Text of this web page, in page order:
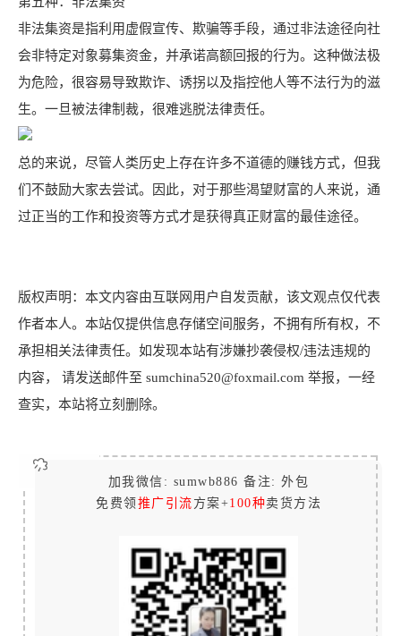
非法集资是指利用虚假宣传、欺骗等手段，通过非法途径向社
会非特定对象募集资金，并承诺高额回报的行为。这种做法极
为危险，很容易导致欺诈、诱拐以及指控他人等不法行为的滋
生。一旦被法律制裁，很难逃脱法律责任。
总的来说，尽管人类历史上存在许多不道德的赚钱方式，但我
们不鼓励大家去尝试。因此，对于那些渴望财富的人来说，通
过正当的工作和投资等方式才是获得真正财富的最佳途径。
版权声明：本文内容由互联网用户自发贡献，该文观点仅代表
作者本人。本站仅提供信息存储空间服务，不拥有所有权，不
承担相关法律责任。如发现本站有涉嫌抄袭侵权/违法违规的
内容， 请发送邮件至 sumchina520@foxmail.com 举报，一经
查实，本站将立刻删除。
加我微信: sumwb886 备注: 外包
免费领 推广引流 方案+100种卖货方法